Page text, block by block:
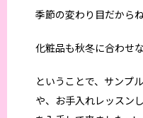
季節の変わり目だから
化粧品も秋冬に合わせ
ということで、サンプ
や、お手入れレッスン